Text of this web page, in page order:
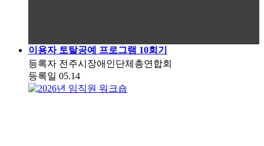
이용자 토탈공예 프로그램 10회기
등록자 전주시장애인단체총연합회
등록일 05.14